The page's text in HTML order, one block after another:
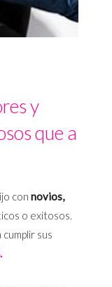
y
que a
con novios,
o exitosos.
sus